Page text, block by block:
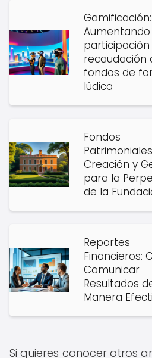
Gamificación:
Aumentando
participación
recaudación
fondos de
lúdica
Fondos
Creación y
para la
de la
Reportes
Financieros:
Comunicar
Resultados
Manera
Si quieres conocer otros